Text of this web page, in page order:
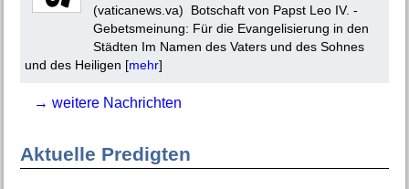
(vaticanews.va) Botschaft von Papst Leo IV. -
Gebetsmeinung: Für die Evangelisierung in den
Städten Im Namen des Vaters und des Sohnes
und des Heiligen [mehr]
→ weitere Nachrichten
Aktuelle Predigten